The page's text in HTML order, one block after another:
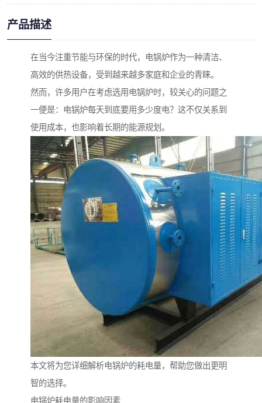
产品描述
在当今注重节能与环保的时代，电锅炉作为一种清洁、
高效的供热设备，受到越来越多家庭和企业的青睐。
然而，许多用户在考虑选用电锅炉时，较关心的问题之
一便是：电锅炉每天到底要用多少度电？这不仅关系到
使用成本，也影响着长期的能源规划。
本文将为您详细解析电锅炉的耗电量，帮助您做出更明
智的选择。
电锅炉耗电量的影响因素